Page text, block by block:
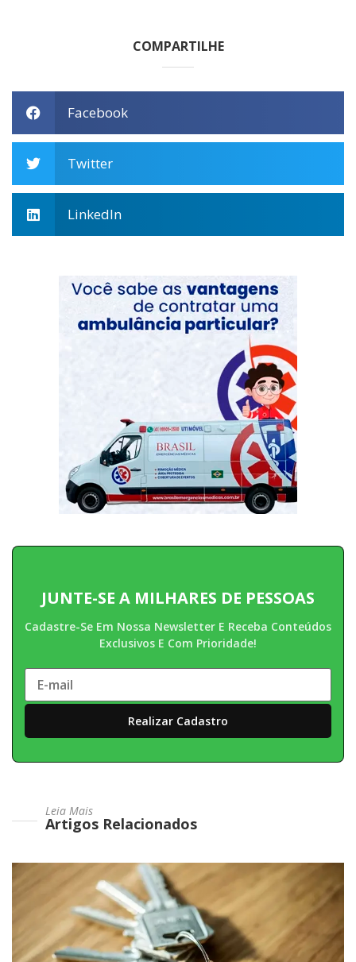
COMPARTILHE
Facebook
Twitter
LinkedIn
JUNTE-SE A MILHARES DE PESSOAS
Cadastre-Se Em Nossa Newsletter E Receba Conteúdos
Exclusivos E Com Prioridade!
Leia Mais
Artigos Relacionados